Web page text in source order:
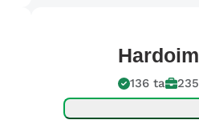
Hardoim
136 ta 235